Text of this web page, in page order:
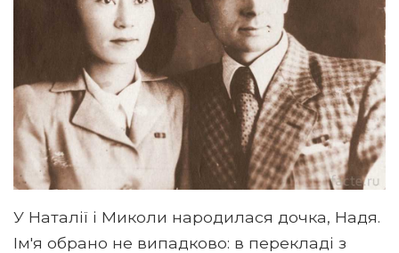
У Наталії і Миколи народилася дочка, Надя.
Ім'я обрано не випадково: в перекладі з